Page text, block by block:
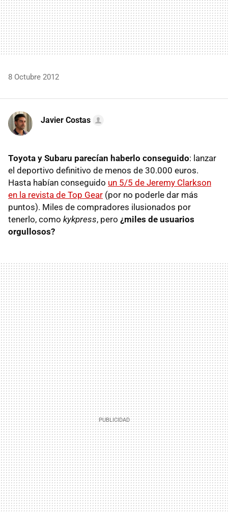
8 Octubre 2012
Javier Costas
Toyota y Subaru parecían haberlo conseguido: lanzar
el deportivo definitivo de menos de 30.000 euros.
Hasta habían conseguido un 5/5 de Jeremy Clarkson
en la revista de Top Gear (por no poderle dar más
puntos). Miles de compradores ilusionados por
tenerlo, como kykpress, pero ¿miles de usuarios
orgullosos?